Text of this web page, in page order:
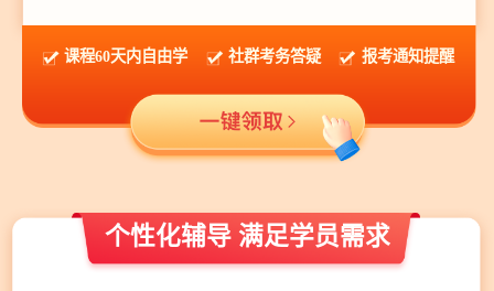
课程60天内自由学 社群考务答疑 报考通知提醒
个性化辅导 满足学员需求